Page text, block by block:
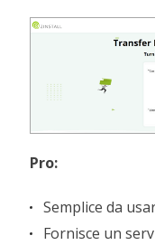
Pro:
Semplice da
Fornisce un